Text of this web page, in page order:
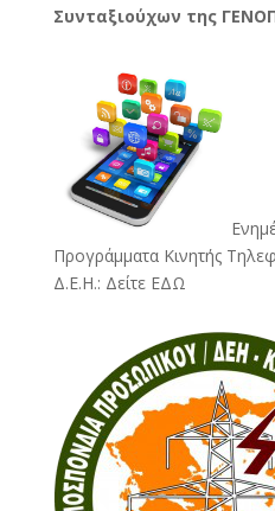
Συνταξιούχων της
Προγράμματα Κινητής
Δ.Ε.Η.: Δείτε ΕΔΩ